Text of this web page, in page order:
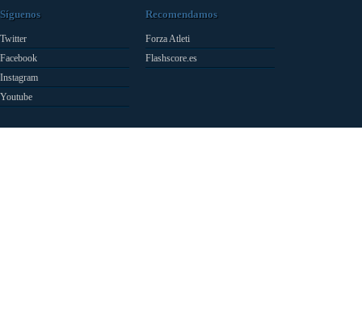
Síguenos
Twitter
Facebook
Instagram
Youtube
Recomendamos
Forza Atleti
Flashscore.es